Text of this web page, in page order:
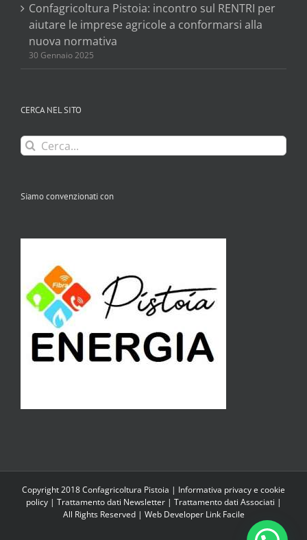
Confagricoltura Pistoia: incontro sul RENTRI per
aiutare le imprese agricole a conformarsi alla
nuova normativa
30 Gennaio 2025
CERCA NEL SITO
Cerca
per:
Siamo convenzionati con
Copyright 2018 Confagricoltura Pistoia | Informativa privacy e cookie
policy| Trattamento dati Newsletter| Trattamento dati Associati |
All Rights Reserved | Web Developer Link Facile